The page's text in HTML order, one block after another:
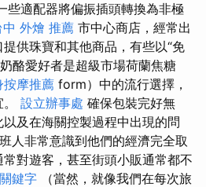
些適配器將偏振插頭轉換為非極
中 外燴 推薦 市中心商店，經常出
供珠寶和其他商品，有些以“免
奶酪愛好者是超級市場荷蘭焦糖
按摩推薦 form）中的流行選擇，
設立辦事處 確保包裝完好無
及在海關控製過程中出現的問
人非常意識到他們的經濟完全取
對遊客，甚至街頭小販通常都不
鍵字 （當然，就像我們在每次旅